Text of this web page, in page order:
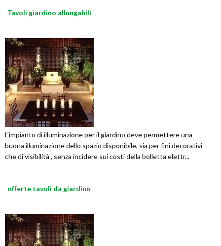
Tavoli giardino allungabili
L’impianto di illuminazione per il giardino deve permettere una
buona illuminazione dello spazio disponibile, sia per fini decorativi
che di visibilità , senza incidere sui costi della bolletta elettr...
offerte tavoli da giardino